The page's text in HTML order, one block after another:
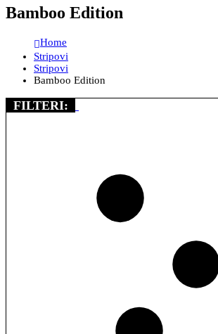
Bamboo Edition
Home
Stripovi
Stripovi
Bamboo Edition
FILTERI: